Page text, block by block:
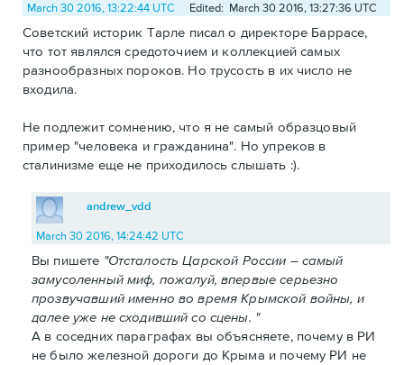
March 30 2016, 13:22:44 UTC Edited: March 30 2016, 13:27:36 UTC
Советский историк Тарле писал о директоре Баррасе,
что тот являлся средоточием и коллекцией самых
разнообразных пороков. Но трусость в их число не
входила.
Не подлежит сомнению, что я не самый образцовый
пример "человека и гражданина". Но упреков в
сталинизме еще не приходилось слышать :).
andrew_vdd
March 30 2016, 14:24:42 UTC
Вы пишете "Отсталость Царской России – самый
замусоленный миф, пожалуй, впервые серьезно
прозвучавший именно во время Крымской войны, и
далее уже не сходивший со сцены. "
А в соседних параграфах вы объясняете, почему в РИ
не было железной дороги до Крыма и почему РИ не